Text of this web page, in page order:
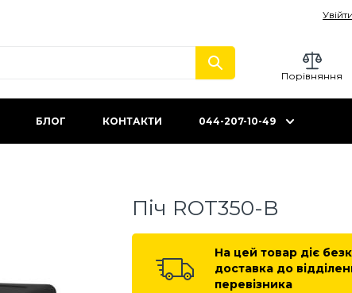
Порівняння
БЛОГ КОНТАКТИ 044-207-10-49
Піч ROT350-B
На цей товар діє
доставка до
перевізника